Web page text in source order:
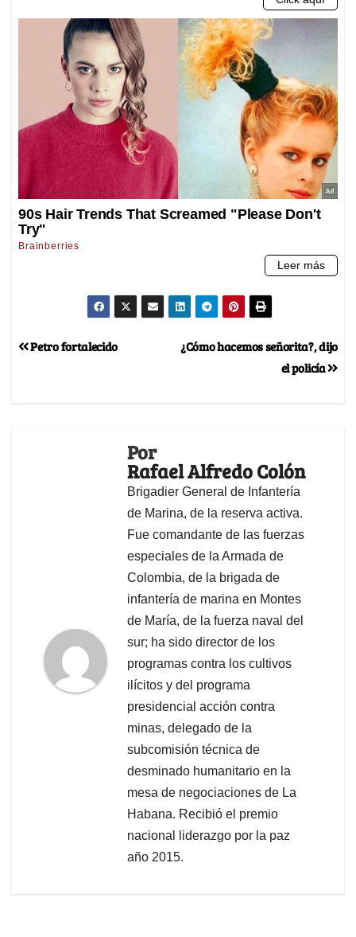
¿Cómo hacemos señorita?, dijo
el policía
Petro fortalecido
Por
Rafael Alfredo Colón
Brigadier General de Infantería
de Marina, de la reserva activa.
Fue comandante de las fuerzas
especiales de la Armada de
Colombia, de la brigada de
infantería de marina en Montes
de María, de la fuerza naval del
sur; ha sido director de los
programas contra los cultivos
ilícitos y del programa
presidencial acción contra
minas, delegado de la
subcomisión técnica de
desminado humanitario en la
mesa de negociaciones de La
Habana. Recibió el premio
nacional liderazgo por la paz
año 2015.